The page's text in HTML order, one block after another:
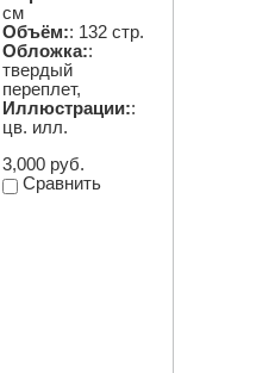
см
Объём:: 132 стр.
Обложка::
твердый
переплет,
Иллюстрации::
цв. илл.
3,000 руб.
Сравнить